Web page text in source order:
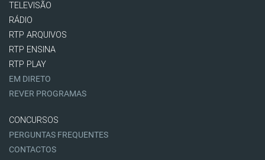
TELEVISÃO
RÁDIO
RTP ARQUIVOS
RTP ENSINA
RTP PLAY
EM DIRETO
REVER PROGRAMAS
CONCURSOS
PERGUNTAS FREQUENTES
CONTACTOS